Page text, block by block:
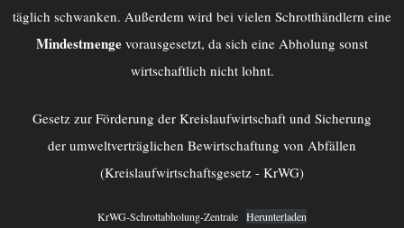
täglich schwanken. Außerdem wird bei vielen Schrotthändlern eine
Mindestmenge vorausgesetzt, da sich eine Abholung sonst
wirtschaftlich nicht lohnt.
Gesetz zur Förderung der Kreislaufwirtschaft und Sicherung
der umweltverträglichen Bewirtschaftung von Abfällen
(Kreislaufwirtschaftsgesetz - KrWG)
KrWG-Schrottabholung-Zentrale Herunterladen